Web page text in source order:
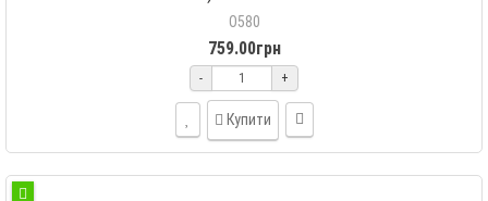
O580
759.00грн
- +
Купити